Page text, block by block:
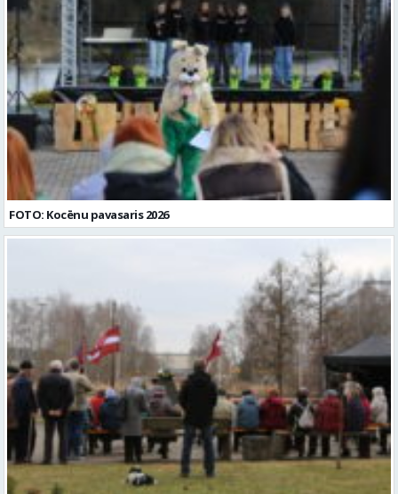
FOTO: Kocēnu pavasaris 2026